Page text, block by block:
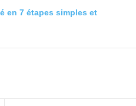
en 7 étapes simples et